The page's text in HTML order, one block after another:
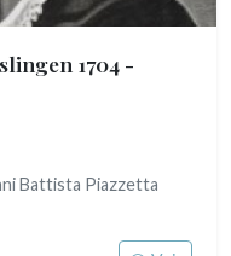
1704 -
Battista Piazzetta